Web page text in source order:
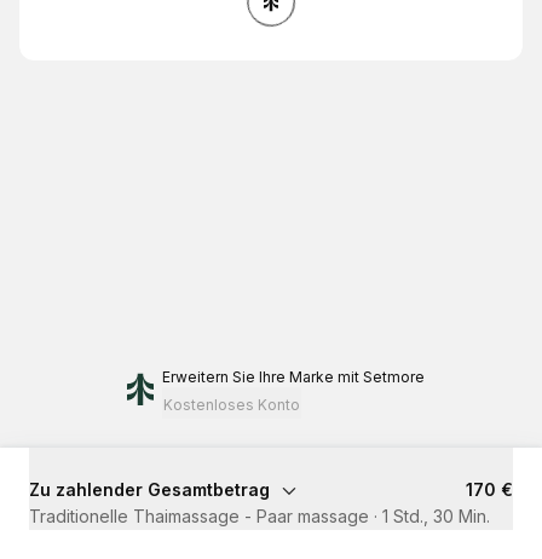
Erweitern Sie Ihre Marke mit Setmore
Kostenloses Konto
Zu zahlender Gesamtbetrag
170 €
Traditionelle Thaimassage - Paar massage · 1 Std., 30 Min.